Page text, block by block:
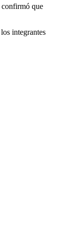
confirmó que
integrantes